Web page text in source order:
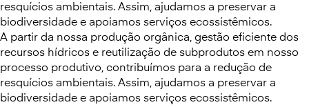
resquícios ambientais. Assim, ajudamos a preservar a
biodiversidade e apoiamos serviços ecossistêmicos.
A partir da nossa produção orgânica, gestão eficiente dos
recursos hídricos e reutilização de subprodutos em nosso
processo produtivo, contribuímos para a redução de
resquícios ambientais. Assim, ajudamos a preservar a
biodiversidade e apoiamos serviços ecossistêmicos.